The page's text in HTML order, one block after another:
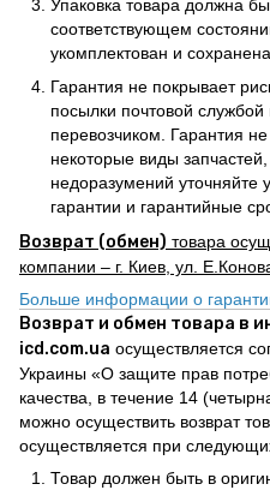
Упаковка товара должна
соответствующем
укомплектован и
Гарантия не покрывает
посылки почтовой
перевозчиком. Гарантия
некоторые виды
недоразумений уточняйте
гарантии и гарантийные
Возврат (обмен) товара
компании – г. Киев, ул.
Больше информации о
Возврат и обмен товара в
icd.com.ua осуществляется
Украины «О защите прав
качества, в течение 14
можно осуществить возврат
осуществляется при
Товар должен быть в